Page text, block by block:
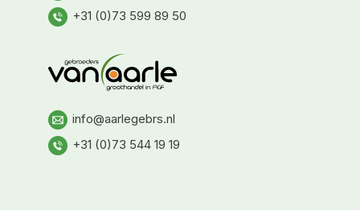
+31 (0)73 599 89 50
info@aarlegebrs.nl
+31 (0)73 544 19 19